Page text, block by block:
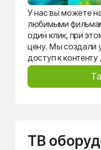
У нас вы можете
любимыми
один клик, при
цену. Мы создали
доступ к контенту
ТВ